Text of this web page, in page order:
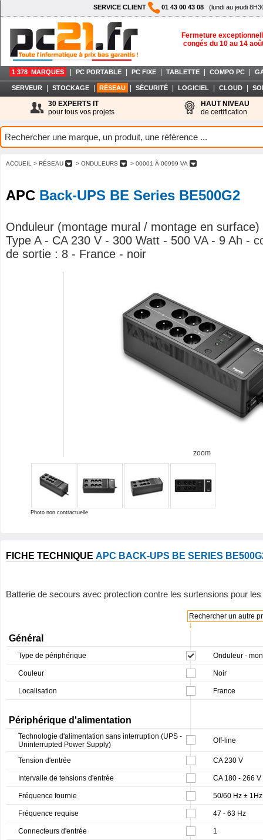
SERVICE CLIENT 01 43 00 43 08 (lundi au jeudi
Fermeture
congés du 10 au 14
1 378 MARQUES PC PORTABLE PC FIXE TABLETTE COMPO PC
SERVEUR STOCKAGE RÉSEAU SÉCURITÉ LOGICIEL CLOUD
30 EXPERTS IT
pour tous vos projets
HAUT NIVEAU
de certification
ACCUEIL > RÉSEAU > ONDULEURS > 00001 À 00999 VA
APC Back-UPS BE Series BE500G2
Onduleur (montage mural / montage en surface)
Type A - CA 230 V - 300 Watt - 500 VA - 9 Ah -
de sortie : 8 - France - noir
zoom
Photo non contractuelle
FICHE TECHNIQUE APC BACK-UPS BE SERIES
Batterie de secours avec protection contre les surtensions pour
↓
Rechercher un autre
Général
Type de périphérique Onduleur -
Couleur Noir
Localisation France
Périphérique d'alimentation
Technologie d'alimentation sans interruption (UPS -
Uninterrupted Power Supply)
Off-line
Tension d'entrée CA 230 V
Intervalle de tensions d'entrée CA 180 - 266 V
Fréquence fournie 50/60 Hz ± 1Hz
Fréquence requise 47 - 63 Hz
Connecteurs d'entrée 1